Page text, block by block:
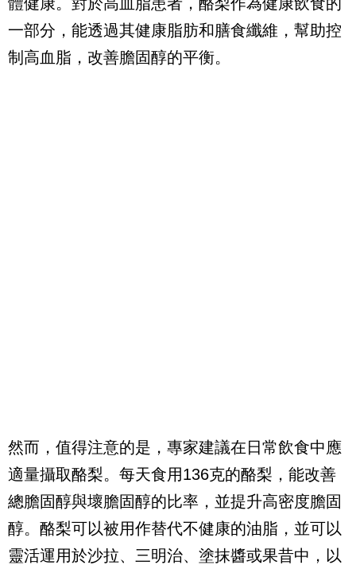
一部分，能透過其健康脂肪和膳食纖維，幫助控
制高血脂，改善膽固醇的平衡。
然而，值得注意的是，專家建議在日常飲食中應
適量攝取酪梨。每天食用136克的酪梨，能改善
總膽固醇與壞膽固醇的比率，並提升高密度膽固
醇。酪梨可以被用作替代不健康的油脂，並可以
靈活運用於沙拉、三明治、塗抹醬或果昔中，以